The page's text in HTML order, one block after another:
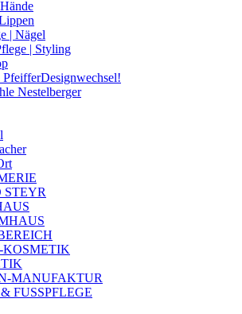
| Nägel
| Styling
PfeifferDesignwechsel!
Nestelberger
STEYR
KOSMETIK
MANUFAKTUR
FUSSPFLEGE